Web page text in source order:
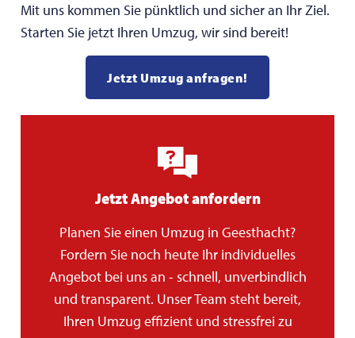
Mit uns kommen Sie pünktlich und sicher an Ihr Ziel.
Starten Sie jetzt Ihren Umzug, wir sind bereit!
Jetzt Umzug anfragen!
Jetzt Angebot anfordern
Planen Sie einen Umzug in Geesthacht?
Fordern Sie noch heute Ihr individuelles
Angebot bei uns an - schnell, unverbindlich
und transparent. Unser Team steht bereit,
Ihren Umzug effizient und stressfrei zu